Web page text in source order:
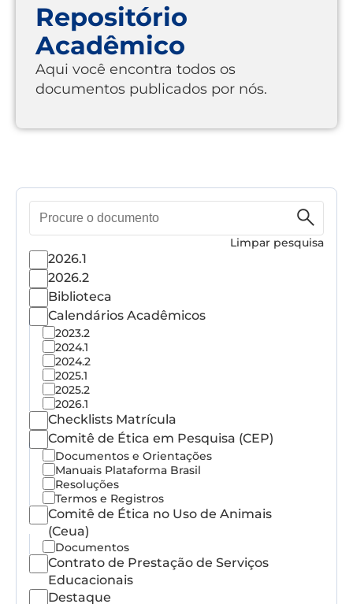
Repositório
Acadêmico
Aqui você encontra todos os
documentos publicados por nós.
de
Limpar pesquisa
2026.1
2026.2
Biblioteca
Calendários Acadêmicos
2023.2
2024.1
2024.2
2025.1
2025.2
2026.1
Checklists Matrícula
Comitê de Ética em Pesquisa (CEP)
Documentos e Orientações
Manuais Plataforma Brasil
Resoluções
Termos e Registros
Comitê de Ética no Uso de Animais
(Ceua)
Documentos
Contrato de Prestação de Serviços
Educacionais
Destaque